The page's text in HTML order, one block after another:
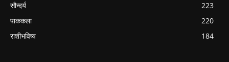
सौन्दर्य
223
पाककला
220
राशीभविष्य
184